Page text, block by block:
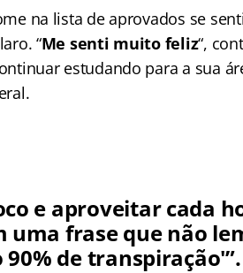
na lista de aprovados se
“Me senti muito feliz“,
estudando para a sua
e aproveitar cada
frase que não
90% de transpiração'”.